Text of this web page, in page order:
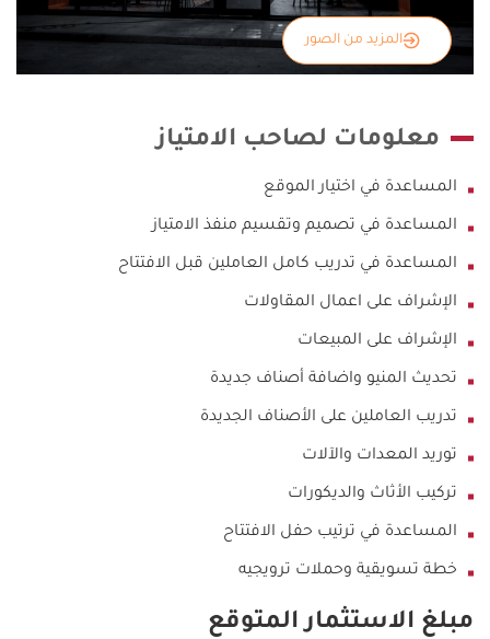
المزيد من الصور
معلومات لصاحب الامتياز
المساعدة في اختيار الموقع
المساعدة في تصميم وتقسيم منفذ الامتياز
المساعدة في تدريب كامل العاملين قبل الافتتاح
الإشراف على اعمال المقاولات
الإشراف على المبيعات
تحديث المنيو واضافة أصناف جديدة
تدريب العاملين على الأصناف الجديدة
توريد المعدات والآلات
تركيب الأثاث والديكورات
المساعدة في ترتيب حفل الافتتاح
خطة تسويقية وحملات ترويجيه
مبلغ الاستثمار المتوقع